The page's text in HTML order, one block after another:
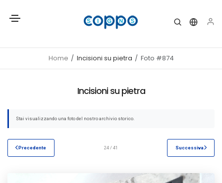
Home Incisioni su pietra Foto #874
Incisioni su pietra
Stai visualizzando una foto del nostro archivio storico.
Precedente 24 / 41 Successiva